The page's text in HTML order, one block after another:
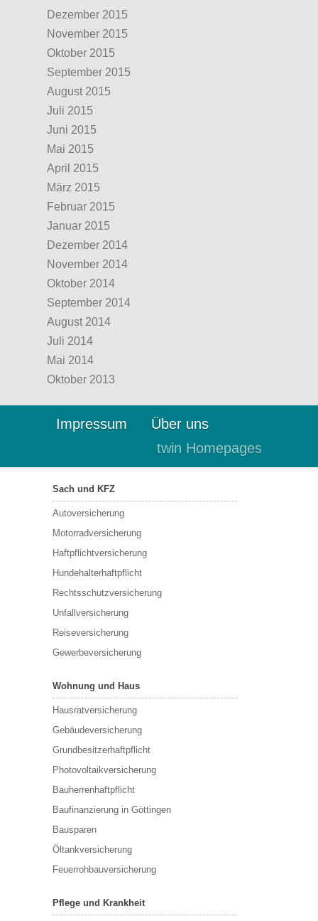
Dezember 2015
November 2015
Oktober 2015
September 2015
August 2015
Juli 2015
Juni 2015
Mai 2015
April 2015
März 2015
Februar 2015
Januar 2015
Dezember 2014
November 2014
Oktober 2014
September 2014
August 2014
Juli 2014
Mai 2014
Oktober 2013
Impressum
Über uns
twin Homepages
Sach und KFZ
Autoversicherung
Motorradversicherung
Haftpflichtversicherung
Hundehalterhaftpflicht
Rechtsschutzversicherung
Unfallversicherung
Reiseversicherung
Gewerbeversicherung
Wohnung und Haus
Hausratversicherung
Gebäudeversicherung
Grundbesitzerhaftpflicht
Photovoltaikversicherung
Bauherrenhaftpflicht
Baufinanzierung in Göttingen
Bausparen
Öltankversicherung
Feuerrohbauversicherung
Pflege und Krankheit